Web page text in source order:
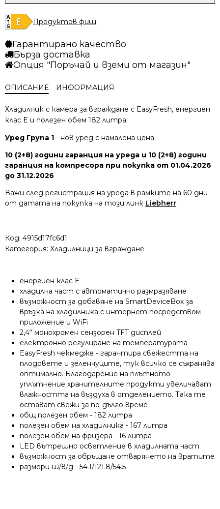
с
камера
Liebherr
IRSe
4101
Продуктов фиш
Гарантирано качество
Бърза доставка
Опция "Поръчай и вземи от магазин"
ОПИСАНИЕ ИНФОРМАЦИЯ
Хладилник с камера за вграждане с EasyFresh, енергиен
клас E и полезен обем 182 литра
Уред Група 1 - нов уред с намалена цена
10 (2+8) години гаранция на уреда и 10 (2+8) години
гаранция на компресора при покупка от 01.04.2026
до 31.12.2026
Важи след регистрация на уреда в рамките на 60 дни
от датата на покупка на този линк Liebherr
Код: 4915d17fc6d1
Категория: Хладилници за вграждане
енергиен клас E
хладилна част с автоматично размразяване
възможност за добавяне на SmartDeviceBox за
връзка на хладилника с интернет посредством
приложение и WiFi
2,4‘‘ монохромен сензорен TFT дисплей
електронно регулиране на температурата
EasyFresh чекмедже - гарантира свежестта на
плодовете и зеленчуците, тук всичко се съхранява
оптимално. Благодарение на плътното
уплътнение хранителните продукти увеличават
влажността на въздуха в отделението. Така те
остават свежи за по-дълго време
общ полезен обем - 182 литра
полезен обем на хладилника - 167 литра
полезен обем на фризера - 16 литра
LED вътрешно осветление в хладилната част
възможност за обръщане отварянето на вратите
размери ш/в/д - 54.1/121.8/54.5